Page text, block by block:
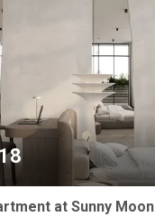
at Sunny Moon